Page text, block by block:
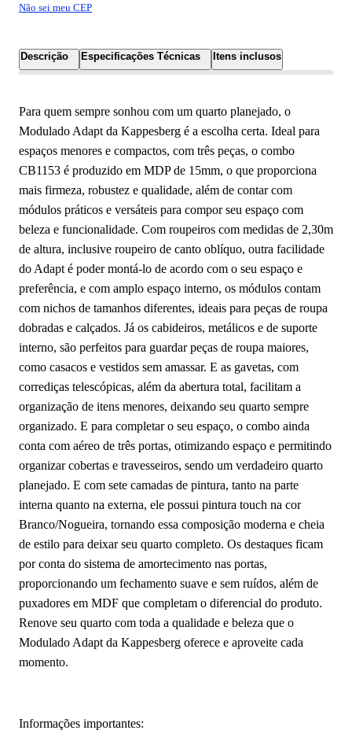
Não sei meu CEP
Descrição Especificações Técnicas Itens inclusos
Para quem sempre sonhou com um quarto planejado, o
Modulado Adapt da Kappesberg é a escolha certa. Ideal para
espaços menores e compactos, com três peças, o combo
CB1153 é produzido em MDP de 15mm, o que proporciona
mais firmeza, robustez e qualidade, além de contar com
módulos práticos e versáteis para compor seu espaço com
beleza e funcionalidade. Com roupeiros com medidas de 2,30m
de altura, inclusive roupeiro de canto oblíquo, outra facilidade
do Adapt é poder montá-lo de acordo com o seu espaço e
preferência, e com amplo espaço interno, os módulos contam
com nichos de tamanhos diferentes, ideais para peças de roupa
dobradas e calçados. Já os cabideiros, metálicos e de suporte
interno, são perfeitos para guardar peças de roupa maiores,
como casacos e vestidos sem amassar. E as gavetas, com
corrediças telescópicas, além da abertura total, facilitam a
organização de itens menores, deixando seu quarto sempre
organizado. E para completar o seu espaço, o combo ainda
conta com aéreo de três portas, otimizando espaço e permitindo
organizar cobertas e travesseiros, sendo um verdadeiro quarto
planejado. E com sete camadas de pintura, tanto na parte
interna quanto na externa, ele possui pintura touch na cor
Branco/Nogueira, tornando essa composição moderna e cheia
de estilo para deixar seu quarto completo. Os destaques ficam
por conta do sistema de amortecimento nas portas,
proporcionando um fechamento suave e sem ruídos, além de
puxadores em MDF que completam o diferencial do produto.
Renove seu quarto com toda a qualidade e beleza que o
Modulado Adapt da Kappesberg oferece e aproveite cada
momento.
Informações importantes: